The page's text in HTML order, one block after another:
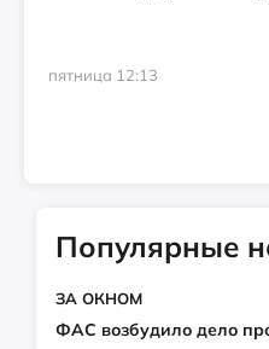
пятница 12:13
Популярные
ЗА ОКНОМ
ФАС возбудило дело